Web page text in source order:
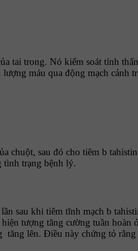
tai trong. Nó kiểm soát tính
máu qua động mạch cảnh
chuột, sau đó cho tiêm b
tình trạng bệnh lý.
sau khi tiêm tĩnh mạch b
tượng tăng cường tuần hoàn
lên. Điều này chứng tỏ